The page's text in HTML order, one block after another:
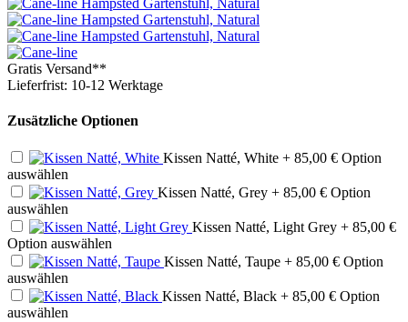
Gratis Versand**
Lieferfrist: 10-12 Werktage
Zusätzliche Optionen
Kissen Natté, White + 85,00 € Option
auswählen
Kissen Natté, Grey + 85,00 € Option
auswählen
Kissen Natté, Light Grey + 85,00 €
Option auswählen
Kissen Natté, Taupe + 85,00 € Option
auswählen
Kissen Natté, Black + 85,00 € Option
auswählen